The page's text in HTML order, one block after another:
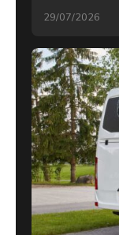
29/07/2026